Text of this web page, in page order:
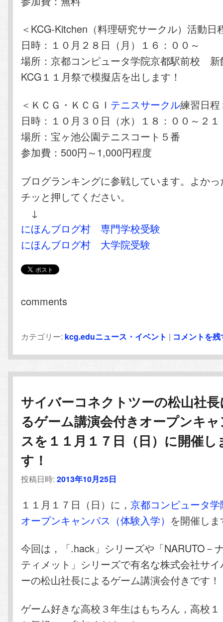
＜KCG-Kitchen（料理研究サークル）活動日
日時：１０月２８日（月）１６：００～
場所：京都コンピュータ学院京都駅前校 新
KCG１１月祭で模擬店を出します！
＜ＫＣＧ・ＫＣＧＩ テニスサークル練習日程
日時：１０月３０日（水）１８：００～２
場所：宝ヶ池公園テニスコート５番
参加費：500円～1,000円程度
ブログランキングに参戦しています。よか
チッと押してください。
↓
にほんブログ村 専門学校受験
にほんブログ村 大学院受験
comments
カテゴリー: kcg.eduニュース・イベント | コメントを残
サイバーコネクトツーの松山社
るゲーム講演会付きオープンキ
スを１１月１７日（日）に開催し
す！
投稿日時:2013年10月25日
１１月１７日（日）に， 京都コンピュータ
オープンキャンパス（体験入学） を開催し
今回は，「.hack」シリーズや「NARUTO
ティメット」シリーズで有名な株式会社サ
ーの松山社長によるゲーム講演会付きです！
ゲーム好きな高校３年生はもちろん，高校